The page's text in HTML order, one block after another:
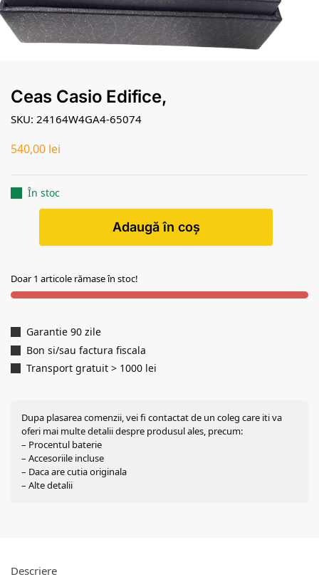
Ceas Casio Edifice,
SKU: 24164W4GA4-65074
540,00 lei
În stoc
Adaugă în coș
Doar 1 articole rămase în stoc!
Garantie 90 zile
Bon si/sau factura fiscala
Transport gratuit > 1000 lei
Dupa plasarea comenzii, vei fi contactat de un coleg care iti va
oferi mai multe detalii despre produsul ales, precum:
– Procentul baterie
– Accesoriile incluse
– Daca are cutia originala
– Alte detalii
Descriere